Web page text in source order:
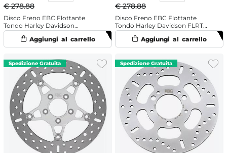
€ 278.88
Disco Freno EBC Flottante
Tondo Harley Davidson
FLHTCUTGSE 1923 ABS Tri Glide
CVO 117 (2022) Anteriore Sinistro
€ 278.88
Disco Freno EBC Flottante
Tondo Harley Davidson FLRT
1690 Freewheeler (2015-2016)
Anteriore Sinistro